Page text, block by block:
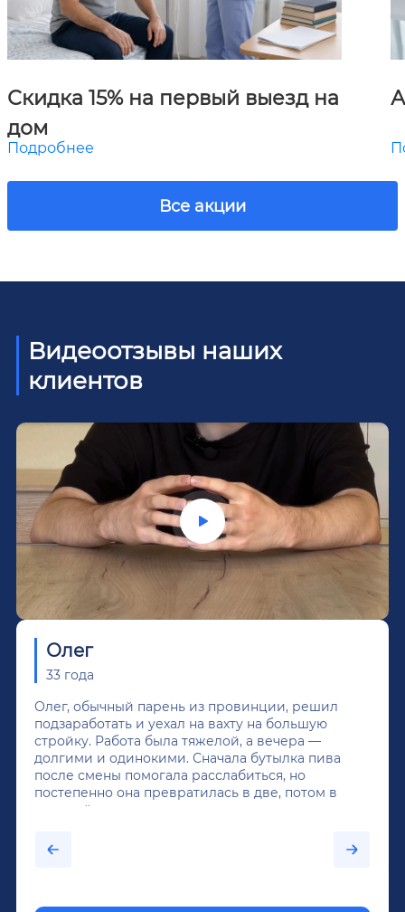
Скидка 15% на первый выезд на
дом
Подробнее
Все акции
Видеоотзывы наших
клиентов
Олег
33 года
Олег, обычный парень из провинции, решил
подзаработать и уехал на вахту на большую
стройку. Работа была тяжелой, а вечера —
долгими и одинокими. Сначала бутылка пива
после смены помогала расслабиться, но
постепенно она превратилась в две, потом в
крепкий алкоголь, и вот он уже пил почти
было назначено кодирование по методу
Довженко.